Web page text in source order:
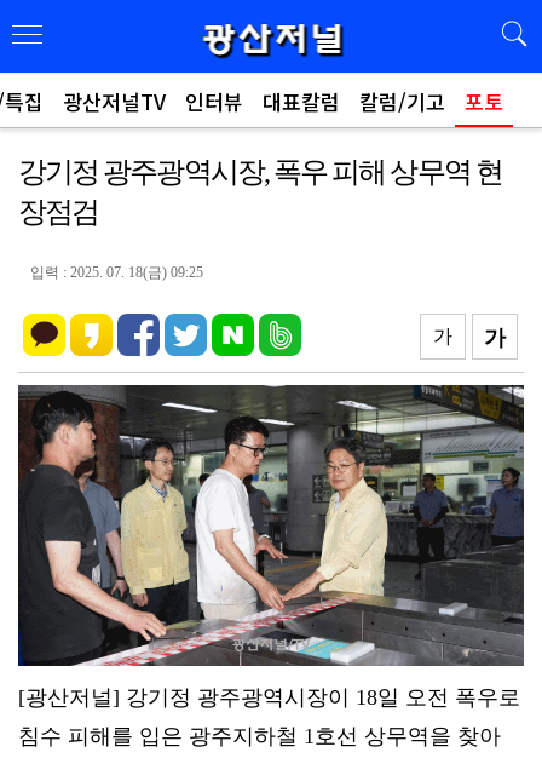
집 광산저널TV 인터뷰 대표칼럼 칼럼/기고 포토
강기정 광주광역시장, 폭우 피해 상무역 현
장점검
입력 : 2025. 07. 18(금) 09:25
가
가
[광산저널] 강기정 광주광역시장이 18일 오전 폭우로
침수 피해를 입은 광주지하철 1호선 상무역을 찾아